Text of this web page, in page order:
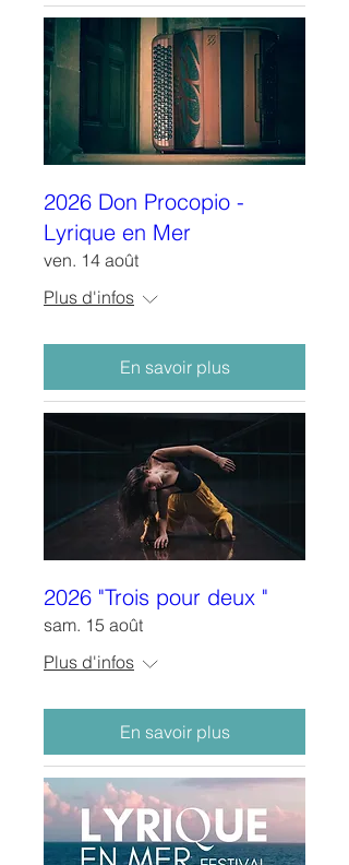
2026 Don Procopio -
Lyrique en Mer
ven. 14 août
Plus d'infos
En savoir plus
2026 "Trois pour deux "
sam. 15 août
Plus d'infos
En savoir plus